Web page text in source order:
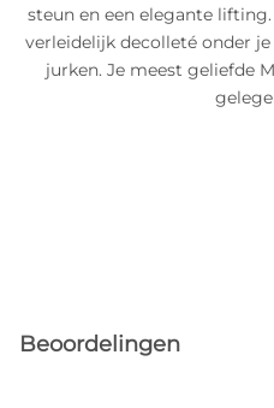
steun en een elegante
verleidelijk decolleté onder
jurken. Je meest geliefde
Beoordelingen